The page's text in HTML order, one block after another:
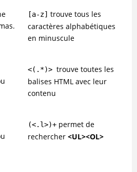
[a-z] trouve tous les
caractères alphabétiques
en minuscule
<(.*)> trouve toutes les
balises HTML avec leur
contenu
(<.l>)+permet de
rechercher <UL><OL>